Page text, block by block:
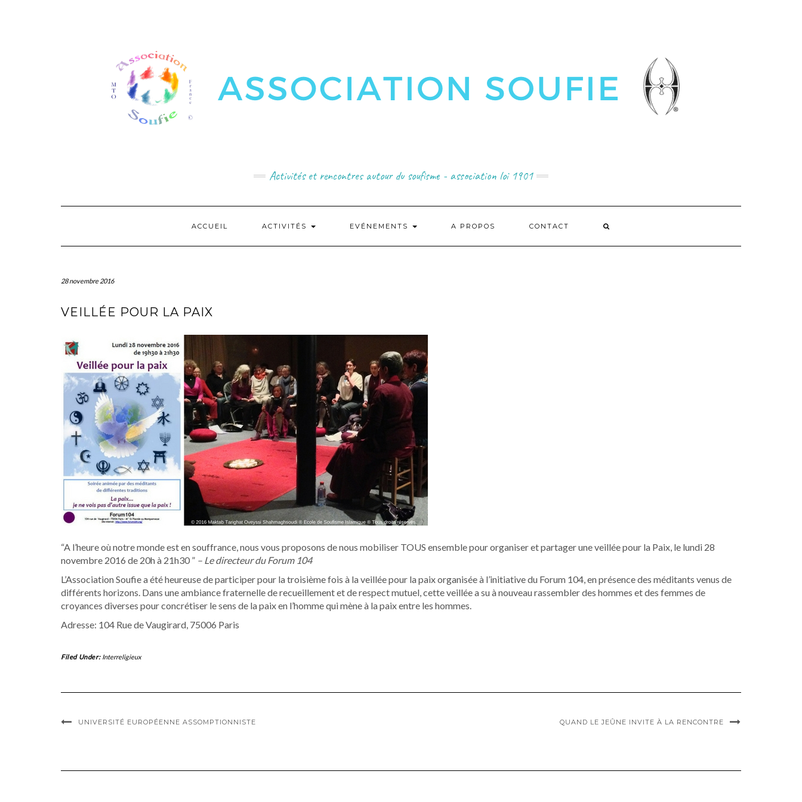
Activités et rencontres autour du soufisme - association loi 1901
ACCUEIL ACTIVITÉS EVÉNEMENTS A PROPOS CONTACT
28 novembre 2016
VEILLÉE POUR LA PAIX
“A l’heure où notre monde est en souffrance, nous vous proposons de nous mobiliser TOUS ensemble pour organiser et partager une veillée pour la Paix, le lundi 28
novembre 2016 de 20h à 21h30 ” – Le directeur du Forum 104
L’Association Soufie a été heureuse de participer pour la troisième fois à la veillée pour la paix organisée à l’initiative du Forum 104, en présence des méditants venus de
différents horizons. Dans une ambiance fraternelle de recueillement et de respect mutuel, cette veillée a su à nouveau rassembler des hommes et des femmes de
croyances diverses pour concrétiser le sens de la paix en l’homme qui mène à la paix entre les hommes.
Adresse: 104 Rue de Vaugirard, 75006 Paris
Filed Under: Interreligieux
UNIVERSITÉ EUROPÉENNE ASSOMPTIONNISTE QUAND LE JEÛNE INVITE À LA RENCONTRE